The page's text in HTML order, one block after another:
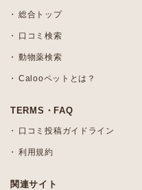
総合トップ
口コミ検索
動物薬検索
Calooペットとは？
TERMS・FAQ
口コミ投稿ガイドライン
利用規約
関連サイト